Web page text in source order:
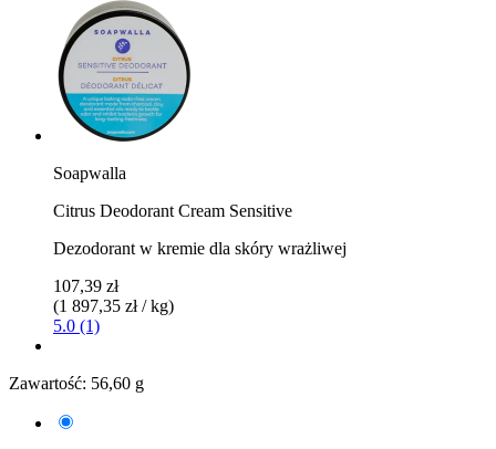
Soapwalla
Citrus Deodorant Cream Sensitive
Dezodorant w kremie dla skóry wrażliwej
107,39 zł
(1 897,35 zł / kg)
5.0 (1)
Zawartość: 56,60 g